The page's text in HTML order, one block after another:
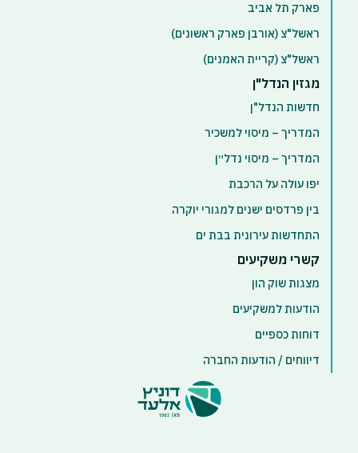
פארק תל אביב
ראשל"צ (אורבן פארק ראשונים)
ראשל"צ (קריית האמנים)
מגזין הנדל"ן
חדשות הנדל"ן
המדריך – מיסוי למשכיר
המדריך – מיסוי נדל״ן
יפו עולה על הרכבת
בין פרדסים ישנים למגורי יוקרה
התחדשות עירונית בבת ים
קשרי משקיעים
מצגות שוק הון
הודעות למשקיעים
דוחות כספיים
דיווחים / הודעות החברה